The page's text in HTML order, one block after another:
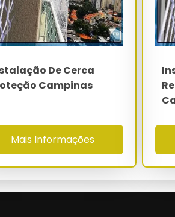
Material da rede
Malha padrão
Diâmetro do fio
Gancho de fixação
Distância entre ganchos
Faixa térmica
De Cerca
Campinas
Mais Informações